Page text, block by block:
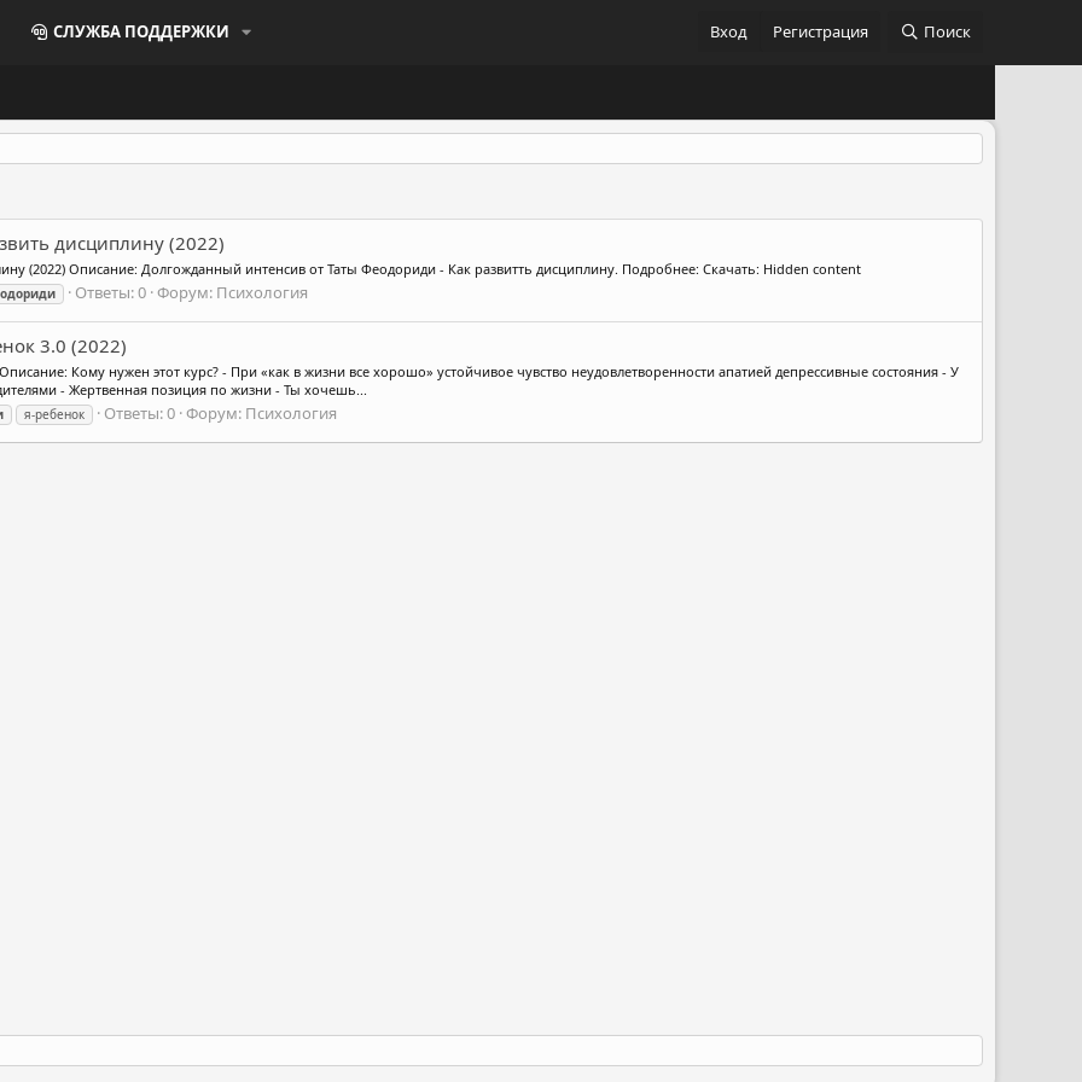
СЛУЖБА ПОДДЕРЖКИ Вход Регистрация Поиск
дисциплину (2022)
(2022) Описание: Долгожданный интенсив от Таты Феодориди - Как развитть дисциплину. Подробнее: Скачать: Hidden content
Ответы: 0 Форум: Психология
3.0 (2022)
Кому нужен этот курс? - При «как в жизни все хорошо» устойчивое чувство неудовлетворенности апатией депрессивные состояния - У
- Жертвенная позиция по жизни - Ты хочешь...
я-ребенок Ответы: 0 Форум: Психология